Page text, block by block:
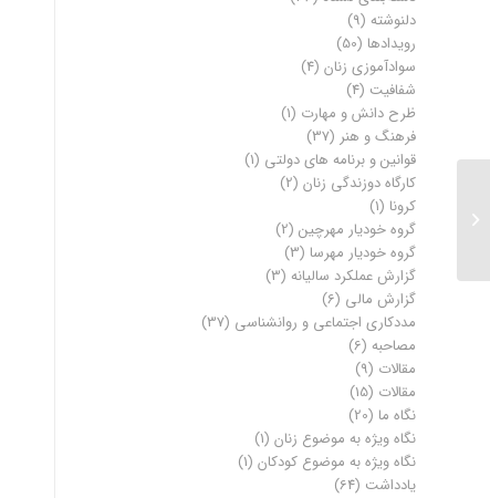
دلنوشته (9)
رویدادها (50)
سوادآموزی زنان (4)
شفافیت (4)
ظرح دانش و مهارت (1)
فرهنگ و هنر (37)
قوانین و برنامه های دولتی (1)
کارگاه دوزندگی زنان (2)
کرونا (1)
گروه خودیار مهرچین (2)
گروه خودیار مهرسا (3)
گزارش عملکرد سالیانه (3)
گزارش مالی (6)
مددکاری اجتماعی و روانشناسی (37)
مصاحبه (6)
مقالات (9)
مقالات (15)
نگاه ما (20)
نگاه ویژه به موضوع زنان (1)
نگاه ویژه به موضوع کودکان (1)
یادداشت (64)
ماجرای دار و دسته‌ی خرگوش‌ها در مرکز
توانمندسازی مهروماه؛ گزارش بامن